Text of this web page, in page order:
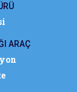
ARAÇ